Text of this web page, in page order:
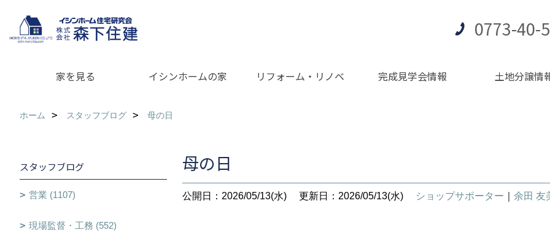
0773-40-
家を見る イシンホームの家 リフォーム・リノベ 完成見学会情報 土地分譲情
ホーム スタッフブログ 母の日
母の日
公開日：2026/05/13(水) 更新日：2026/05/13(水) ショップサポーター 余田 友
スタッフブログ
営業 (1107)
現場監督・工務 (552)